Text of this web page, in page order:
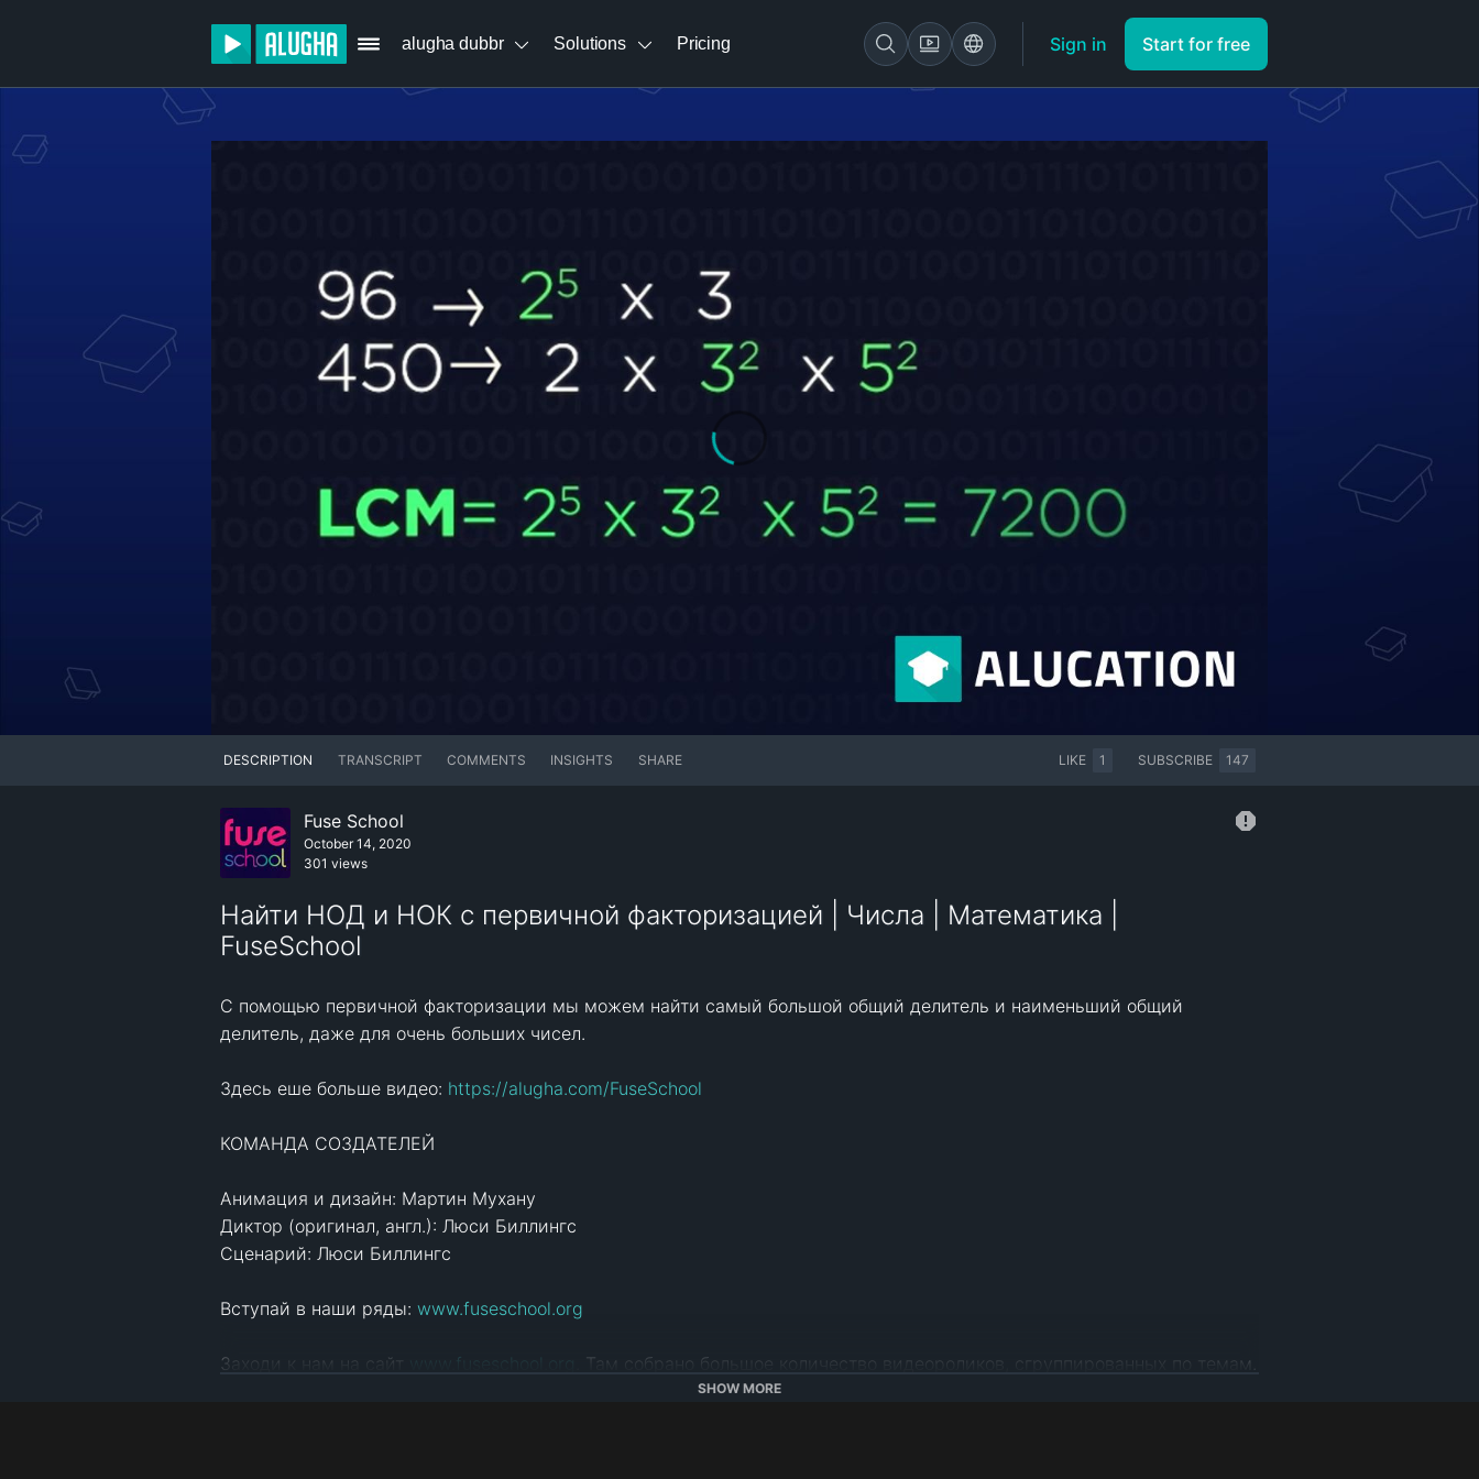
alugha dubbr Solutions Pricing Sign in Start for free
DESCRIPTION TRANSCRIPT COMMENTS INSIGHTS SHARE LIKE 1 SUBSCRIBE 147
Fuse School
October 14, 2020
301 views
Найти НОД и НОК с первичной факторизацией | Числа | Математика |
FuseSchool
С помощью первичной факторизации мы можем найти самый большой общий делитель и наименьший общий
делитель, даже для очень больших чисел.
Здесь еше больше видео: https://alugha.com/FuseSchool
КОМАНДА СОЗДАТЕЛЕЙ
Анимация и дизайн: Мартин Мухану
Диктор (оригинал, англ.): Люси Биллингс
Сценарий: Люси Биллингс
Вступай в наши ряды: www.fuseschool.org
Заходи к нам на сайт www.fuseschool.org
. Там собрано большое количество видеороликов, сгруппированных по темам.
Смотри любое видео, которое заинтересует. Комментируй и делись впечатлениями с другими учащимися. Задавай
SHOW MORE